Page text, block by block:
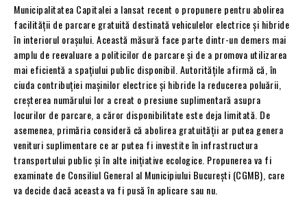
Municipalitatea Capitalei a lansat recent o propunere pentru abolirea
facilității de parcare gratuită destinată vehiculelor electrice și hibride
în interiorul orașului. Această măsură face parte dintr-un demers mai
amplu de reevaluare a politicilor de parcare și de a promova utilizarea
mai eficientă a spațiului public disponibil. Autoritățile afirmă că, în
ciuda contribuției mașinilor electrice și hibride la reducerea poluării,
creșterea numărului lor a creat o presiune suplimentară asupra
locurilor de parcare, a căror disponibilitate este deja limitată. De
asemenea, primăria consideră că abolirea gratuității ar putea genera
venituri suplimentare ce ar putea fi investite în infrastructura
transportului public și în alte inițiative ecologice. Propunerea va fi
examinate de Consiliul General al Municipiului București (CGMB), care
va decide dacă aceasta va fi pusă în aplicare sau nu.